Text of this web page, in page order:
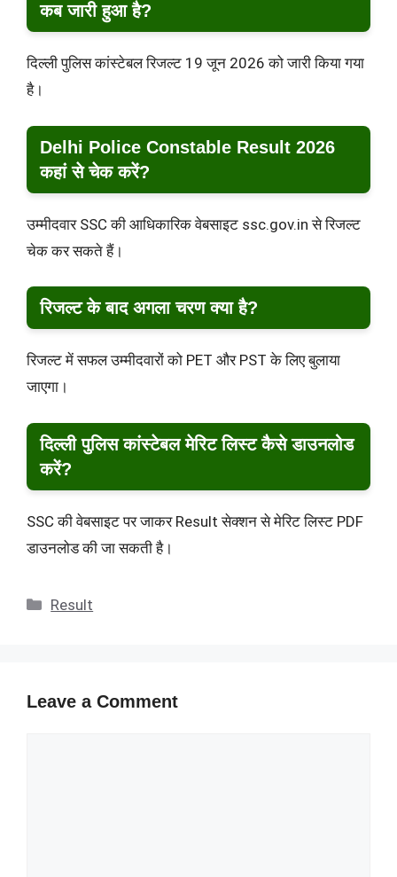
कब जारी हुआ है?
दिल्ली पुलिस कांस्टेबल रिजल्ट 19 जून 2026 को जारी किया गया
है।
Delhi Police Constable Result 2026
कहां से चेक करें?
उम्मीदवार SSC की आधिकारिक वेबसाइट ssc.gov.in से रिजल्ट
चेक कर सकते हैं।
रिजल्ट के बाद अगला चरण क्या है?
रिजल्ट में सफल उम्मीदवारों को PET और PST के लिए बुलाया
जाएगा।
दिल्ली पुलिस कांस्टेबल मेरिट लिस्ट कैसे डाउनलोड
करें?
SSC की वेबसाइट पर जाकर Result सेक्शन से मेरिट लिस्ट PDF
डाउनलोड की जा सकती है।
Categories
Result
Leave a Comment